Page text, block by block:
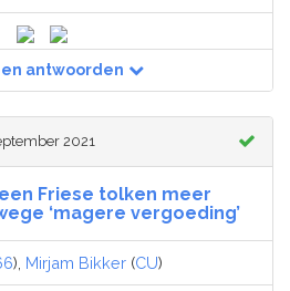
antwoorden
2021
Friese tolken meer
‘magere vergoeding’
), Mirjam Bikker (CU)